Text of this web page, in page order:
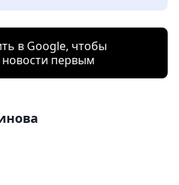
в Google, чтобы
новости первым